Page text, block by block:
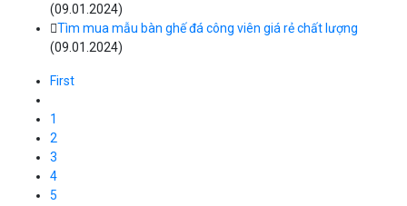
(09.01.2024)
Tìm mua mẫu bàn ghế đá công viên giá rẻ chất lượng
(09.01.2024)
First
1
2
3
4
5